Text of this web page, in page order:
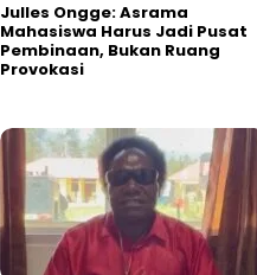
Julles Ongge: Asrama
Mahasiswa Harus Jadi Pusat
Pembinaan, Bukan Ruang
Provokasi